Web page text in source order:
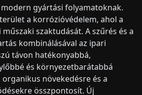
gyártási folyamatoknak.
a korrózióvédelem, ahol a
szaktudását. A szűrés és a
kombinálásával az ipari
távon hatékonyabbá,
és környezetbarátabbá
organikus növekedésre és a
összpontosít. Új